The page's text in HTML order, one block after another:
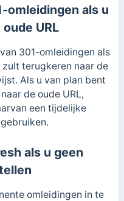
omleidingen als u
URL
301-omleidingen als
terugkeren naar de
Als u van plan bent
de oude URL,
een tijdelijke
als u geen
omleidingen in te